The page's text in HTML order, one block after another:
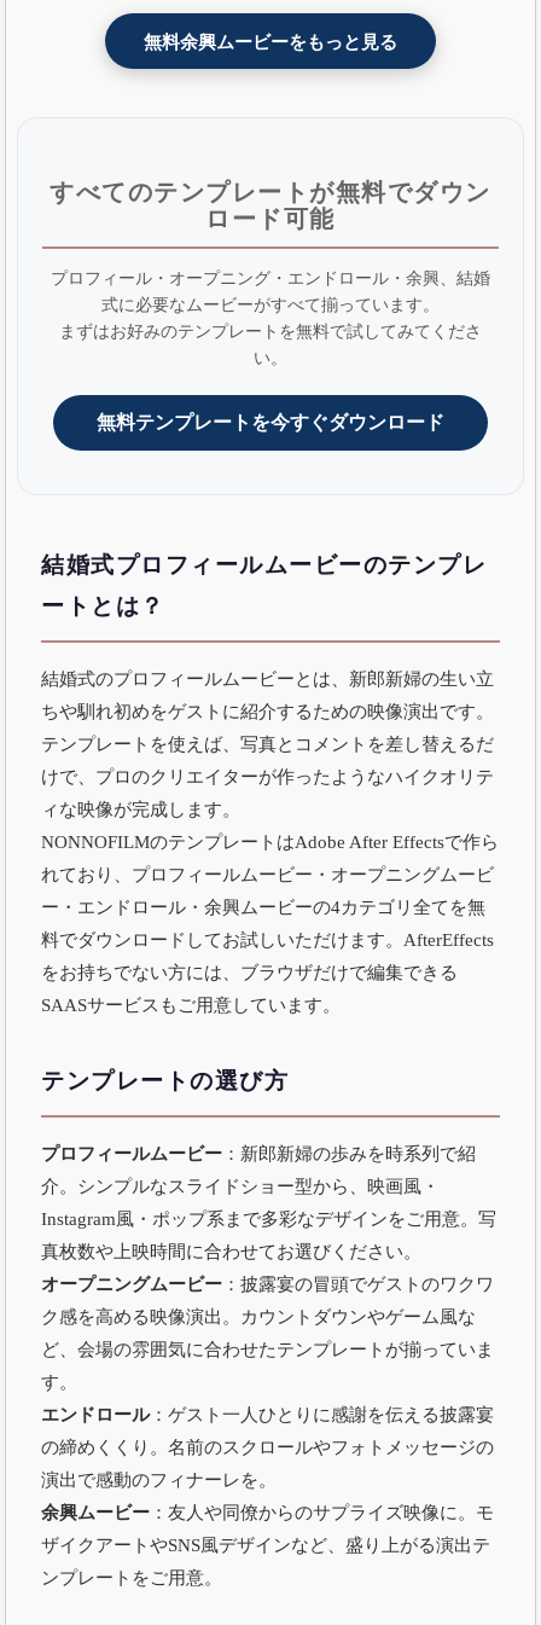
無料余興ムービーをもっと見る
すべてのテンプレートが無料でダウン
ロード可能
プロフィール・オープニング・エンドロール・余興、結婚
式に必要なムービーがすべて揃っています。
まずはお好みのテンプレートを無料で試してみてくださ
い。
無料テンプレートを今すぐダウンロード
結婚式プロフィールムービーのテンプレ
ートとは？
結婚式のプロフィールムービーとは、新郎新婦の生い立
ちや馴れ初めをゲストに紹介するための映像演出です。
テンプレートを使えば、写真とコメントを差し替えるだ
けで、プロのクリエイターが作ったようなハイクオリテ
ィな映像が完成します。
NONNOFILMのテンプレートはAdobe After Effectsで作ら
れており、プロフィールムービー・オープニングムービ
ー・エンドロール・余興ムービーの4カテゴリ全てを無
料でダウンロードしてお試しいただけます。AfterEffects
をお持ちでない方には、ブラウザだけで編集できる
SAASサービス もご用意しています。
テンプレートの選び方
プロフィールムービー ：新郎新婦の歩みを時系列で紹
介。シンプルなスライドショー型から、映画風・
Instagram風・ポップ系まで多彩なデザインをご用意。写
真枚数や上映時間に合わせてお選びください。
オープニングムービー ：披露宴の冒頭でゲストのワクワ
ク感を高める映像演出。カウントダウンやゲーム風な
ど、会場の雰囲気に合わせたテンプレートが揃っていま
す。
エンドロール：ゲスト一人ひとりに感謝を伝える披露宴
の締めくくり。名前のスクロールやフォトメッセージの
演出で感動のフィナーレを。
余興ムービー ：友人や同僚からのサプライズ映像に。モ
ザイクアートやSNS風デザインなど、盛り上がる演出テ
ンプレートをご用意。